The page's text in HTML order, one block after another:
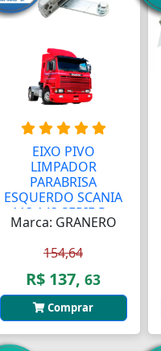
EIXO PIVO
LIMPADOR
PARABRISA
ESQUERDO SCANIA
113 143 SERIE R...
Marca: GRANERO
154,64
R$ 137, 63
Comprar